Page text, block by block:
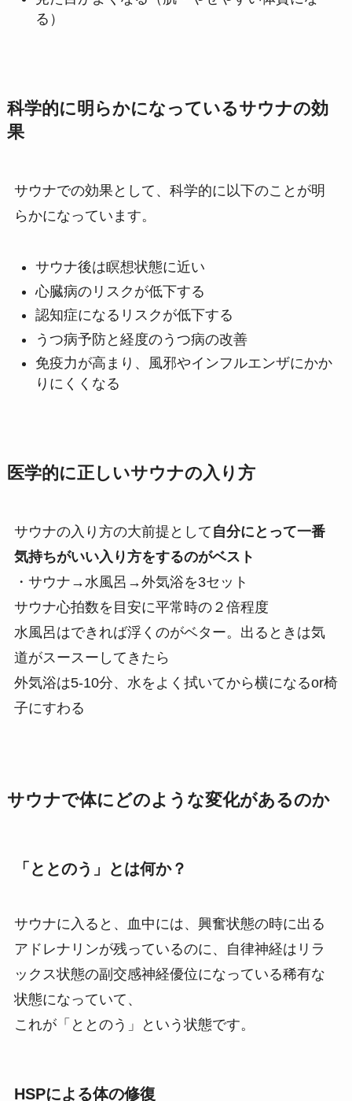
る）
科学的に明らかになっているサウナの効
果
サウナでの効果として、科学的に以下のことが明
らかになっています。
サウナ後は瞑想状態に近い
心臓病のリスクが低下する
認知症になるリスクが低下する
うつ病予防と経度のうつ病の改善
免疫力が高まり、風邪やインフルエンザにかか
りにくくなる
医学的に正しいサウナの入り方
サウナの入り方の大前提として 自分にとって一番
気持ちがいい入り方をするのがベスト
・サウナ→水風呂→外気浴を3セット
サウナ心拍数を目安に平常時の２倍程度
水風呂はできれば浮くのがベター。出るときは気
道がスースーしてきたら
外気浴は5-10分、水をよく拭いてから横になるor椅
子にすわる
サウナで体にどのような変化があるのか
「ととのう」とは何か？
サウナに入ると、血中には、興奮状態の時に出る
アドレナリンが残っているのに、自律神経はリラ
ックス状態の副交感神経優位になっている稀有な
状態になっていて、
これが「ととのう」という状態です。
HSPによる体の修復